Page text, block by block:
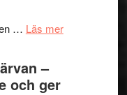
en
hjärtevarm
… Läs merom
–
och ger